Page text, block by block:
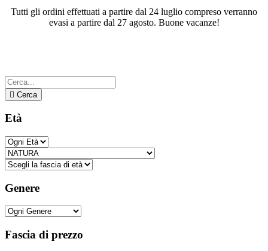
Tutti gli ordini effettuati a partire dal 24 luglio compreso verranno
evasi a partire dal 27 agosto. Buone vacanze!
Cerca
Età
Genere
Fascia di prezzo